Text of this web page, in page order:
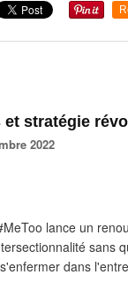
et stratégie
2022
lance un
sans
dans